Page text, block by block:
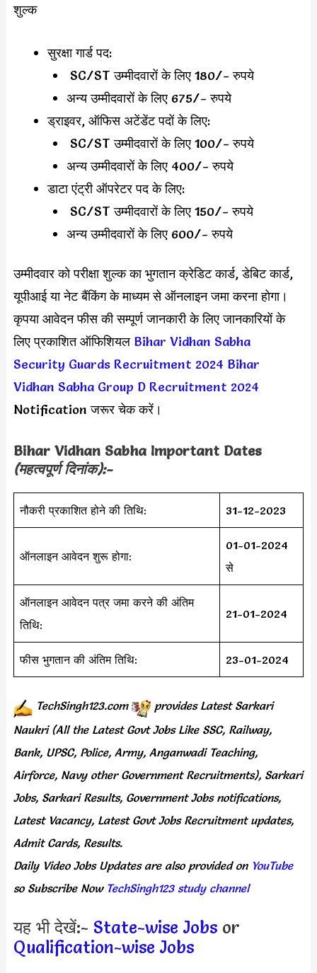
शुल्क
सुरक्षा गार्ड पद:
SC/ST उम्मीदवारों के लिए 180/- रुपये
अन्य उम्मीदवारों के लिए 675/- रुपये
ड्राइवर, ऑफिस अटेंडेंट पदों के लिए:
SC/ST उम्मीदवारों के लिए 100/- रुपये
अन्य उम्मीदवारों के लिए 400/- रुपये
डाटा एंट्री ऑपरेटर पद के लिए:
SC/ST उम्मीदवारों के लिए 150/- रुपये
अन्य उम्मीदवारों के लिए 600/- रुपये
उम्मीदवार को परीक्षा शुल्क का भुगतान क्रेडिट कार्ड, डेबिट कार्ड,
यूपीआई या नेट बैंकिंग के माध्यम से ऑनलाइन जमा करना होगा।
कृपया आवेदन फीस की सम्पूर्ण जानकारी के लिए जानकारियों के
लिए प्रकाशित ऑफिशियल Bihar Vidhan Sabha
Security Guards Recruitment 2024 Bihar
Vidhan Sabha Group D Recruitment 2024
Notification जरूर चेक करें।
Bihar Vidhan Sabha Important Dates
(महत्वपूर्ण दिनांक):-
नौकरी प्रकाशित होने की तिथि: 31-12-2023
ऑनलाइन आवेदन शुरू होगा:
01-01-2024
से
ऑनलाइन आवेदन पत्र जमा करने की अंतिम
तिथि:
21-01-2024
फीस भुगतान की अंतिम तिथि: 23-01-2024
TechSingh123.com provides Latest Sarkari
Naukri (All the Latest Govt Jobs Like SSC, Railway,
Bank, UPSC, Police, Army, Anganwadi Teaching,
Airforce, Navy other Government Recruitments), Sarkari
Jobs, Sarkari Results, Government Jobs notifications,
Latest Vacancy, Latest Govt Jobs Recruitment updates,
Admit Cards, Results.
Daily Video Jobs Updates are also provided onYouTube
so Subscribe Now TechSingh123 study channel
यह भी देखें:- State-wise Jobs or
Qualification-wise Jobs